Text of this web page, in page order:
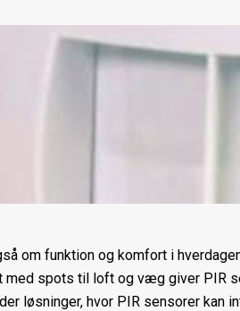
om funktion og komfort i
spots til loft og væg giver PIR
løsninger, hvor PIR sensorer